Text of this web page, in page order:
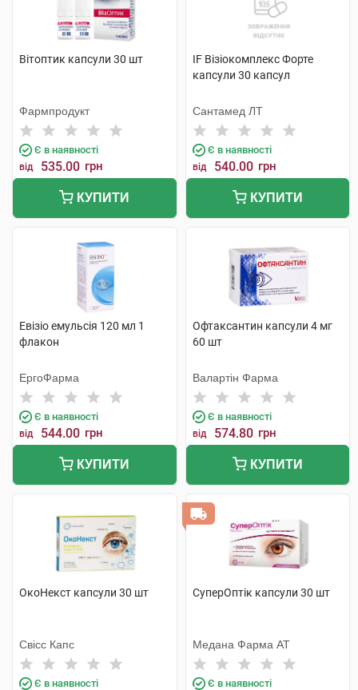
Вітоптик капсули 30 шт
Фармпродукт
Є в наявності
від 535.00 грн
КУПИТИ
IF Візіокомплекс Форте
капсули 30 капсул
Сантамед ЛТ
Є в наявності
від 540.00 грн
КУПИТИ
Евізіо емульсія 120 мл 1
флакон
ЕргоФарма
Є в наявності
від 544.00 грн
КУПИТИ
Офтаксантин капсули 4 мг
60 шт
Валартін Фарма
Є в наявності
від 574.80 грн
КУПИТИ
ОкоНекст капсули 30 шт
Свісс Капс
Є в наявності
СуперОптік капсули 30 шт
Медана Фарма АТ
Є в наявності